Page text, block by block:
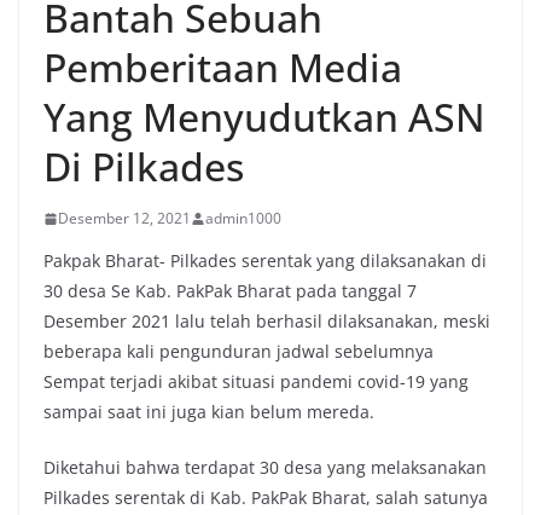
Bantah Sebuah
Pemberitaan Media
Yang Menyudutkan ASN
Di Pilkades
Desember 12, 2021 admin1000
Pakpak Bharat- Pilkades serentak yang dilaksanakan di
30 desa Se Kab. PakPak Bharat pada tanggal 7
Desember 2021 lalu telah berhasil dilaksanakan, meski
beberapa kali pengunduran jadwal sebelumnya
Sempat terjadi akibat situasi pandemi covid-19 yang
sampai saat ini juga kian belum mereda.
Diketahui bahwa terdapat 30 desa yang melaksanakan
Pilkades serentak di Kab. PakPak Bharat, salah satunya